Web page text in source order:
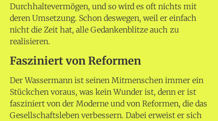
Durchhaltevermögen, und so wird es oft nichts mit
deren Umsetzung. Schon deswegen, weil er einfach
nicht die Zeit hat, alle Gedankenblitze auch zu
realisieren.
Fasziniert von Reformen
Der Wassermann ist seinen Mitmenschen immer ein
Stückchen voraus, was kein Wunder ist, denn er ist
fasziniert von der Moderne und von Reformen, die das
Gesellschaftsleben verbessern. Dabei erweist er sich